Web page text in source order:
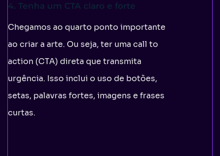
4. Tenha um CTA claro e forte
Chegamos ao quarto ponto importante
ao criar a arte. Ou seja, ter uma call to
action (CTA) direta que transmita
urgência. Isso inclui o uso de botões,
setas, palavras fortes, imagens e frases
curtas.